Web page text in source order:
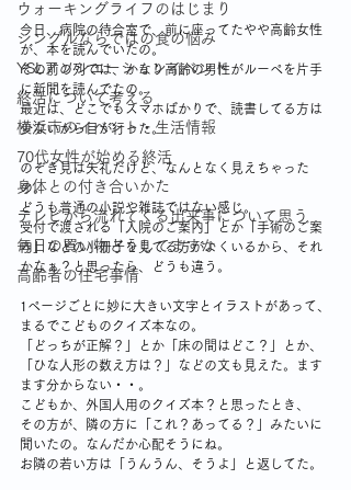
ウォーキングライフのはじまり
シングルならではの食の悩み
YSLアソシエーションイベント
終活について考える
横浜市のイベント・生活情報
70代女性が始める終活
身体との付き合いかた
テレビから流れてくる出来事について思う
毎日の買い物どうしてますか
高齢者の住宅事情
今日、病院の待合室で、前に座ってたやや高齢女性
が、本を読んでいたの。
その前の列では、かなり高齢の男性がルーペを片手
に新聞を読んでたの。
最近は、どこでもスマホばかりで、読書してる方は
少ないから目が行った。
のぞき見は失礼だけど、なんとなく見えちゃった
の。
どうも普通の小説や雑誌ではない感じ。
受付で渡される「入院のご案内」とか「手術のご案
内」などの小冊子を見てる方がよくいるから、それ
かなぁ？と思ったら、どうも違う。
1ページごとに妙に大きい文字とイラストがあって、
まるでこどものクイズ本なの。
「どっちが正解？」とか「床の間はどこ？」とか、
「ひな人形の数え方は？」などの文も見えた。ます
ます分からない・・。
こどもか、外国人用のクイズ本？と思ったとき、
その方が、隣の方に「これ？あってる？」みたいに
聞いたの。なんだか心配そうにね。
お隣の若い方は「うんうん、そうよ」と返してた。